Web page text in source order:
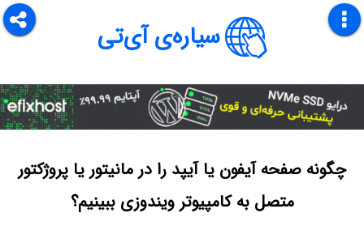
سیاره‌ی آی‌تی
چگونه صفحه آیفون یا آیپد را در مانیتور یا پروژکتور
متصل به کامپیوتر ویندوزی ببینیم؟